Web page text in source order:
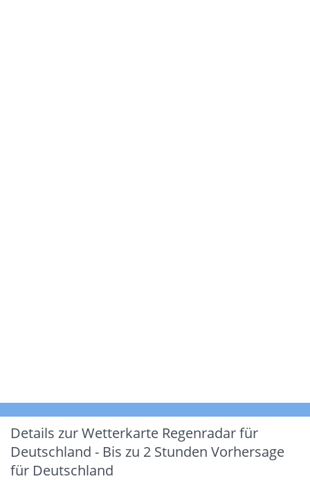
Details zur Wetterkarte Regenradar für
Deutschland - Bis zu 2 Stunden Vorhersage
für Deutschland